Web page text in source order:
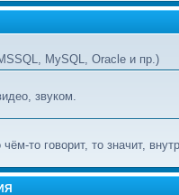
MySQL, Oracle и пр.)
звуком.
то говорит, то значит,